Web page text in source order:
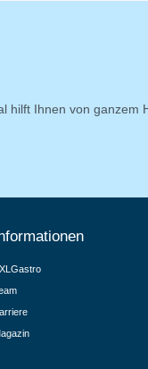
hilft Ihnen von ganzem